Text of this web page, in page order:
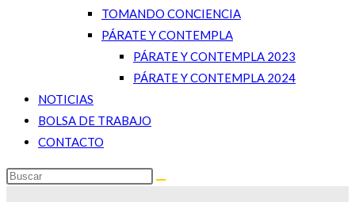
TOMANDO CONCIENCIA
PÁRATE Y CONTEMPLA
PÁRATE Y CONTEMPLA 2023
PÁRATE Y CONTEMPLA 2024
NOTICIAS
BOLSA DE TRABAJO
CONTACTO